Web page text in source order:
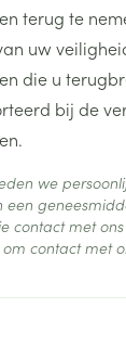
anetholtrithion
terug te
uw
die u
bij de
we
een
contact met
contact met